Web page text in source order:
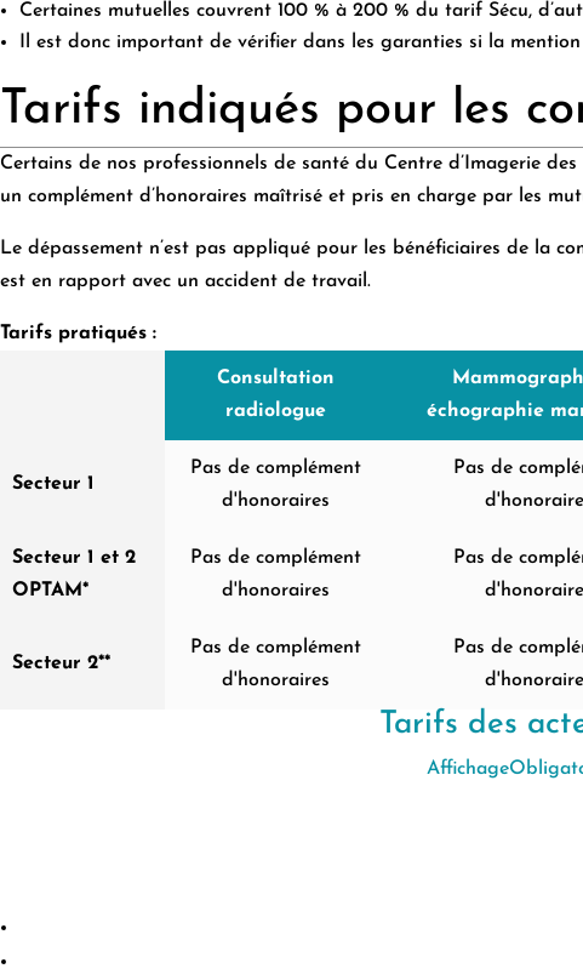
Certaines mutuelles couvrent 100 % à 200 % du tarif Sécu,
Il est donc important de vérifier dans les garanties si la mention
Tarifs indiqués pour les
Certains de nos professionnels de santé du Centre d’Imagerie
un complément d’honoraires maîtrisé et pris en charge par les
Le dépassement n’est pas appliqué pour les bénéficiaires de la
est en rapport avec un accident de travail.
Tarifs pratiqués :
Consultation
radiologue
échographie
Secteur 1
Pas de complément
d'honoraires
Pas de
Secteur 1 et 2
OPTAM*
Pas de complément
d'honoraires
Pas de
Secteur 2**
Pas de complément
d'honoraires
Pas de
Tarifs des